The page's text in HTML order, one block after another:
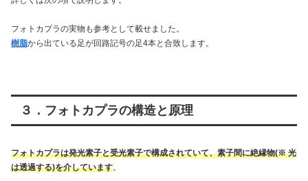
フォトカプラの実物も参考として載せました。
樹脂から出ている足が回路記号の足4本と合致します。
３．フォトカプラの構造と原理
フォトカプラは発光素子と受光素子で構成されていて、素子間に絶縁物(※ 光
は透過する)を介しています。